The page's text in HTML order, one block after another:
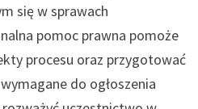
się w sprawach
pomoc prawna pomoże
procesu oraz przygotować
do ogłoszenia